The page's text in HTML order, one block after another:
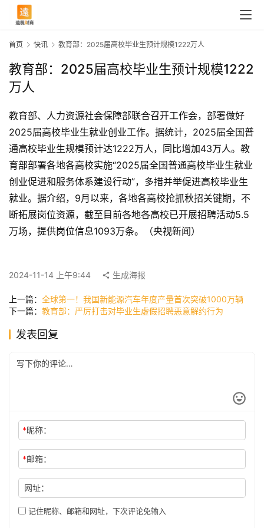
首
页
讯
公
司
科
首页 快讯 教育部：2025届高校毕业生预计规模1222万人
教育部：2025届高校毕业生预计规模1222
万人
教育部、人力资源社会保障部联合召开工作会，部署做好
2025届高校毕业生就业创业工作。据统计，2025届全国普
通高校毕业生规模预计达1222万人，同比增加43万人。教
育部部署各地各高校实施“2025届全国普通高校毕业生就业
创业促进和服务体系建设行动”，多措并举促进高校毕业生
就业。据介绍，9月以来，各地各高校抢抓秋招关键期，不
断拓展岗位资源，截至目前各地各高校已开展招聘活动5.5
万场，提供岗位信息1093万条。（央视新闻）
2024-11-14 上午9:44 生成海报
上一篇： 全球第一！我国新能源汽车年度产量首次突破1000万辆
下一篇： 教育部：严厉打击对毕业生虚假招聘恶意解约行为
发表回复
*昵称：
*邮箱：
网址：
记住昵称、邮箱和网址，下次评论免输入